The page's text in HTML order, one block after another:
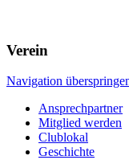
Verein
Navigation
Ansprechpartner
Mitglied werden
Clublokal
Geschichte